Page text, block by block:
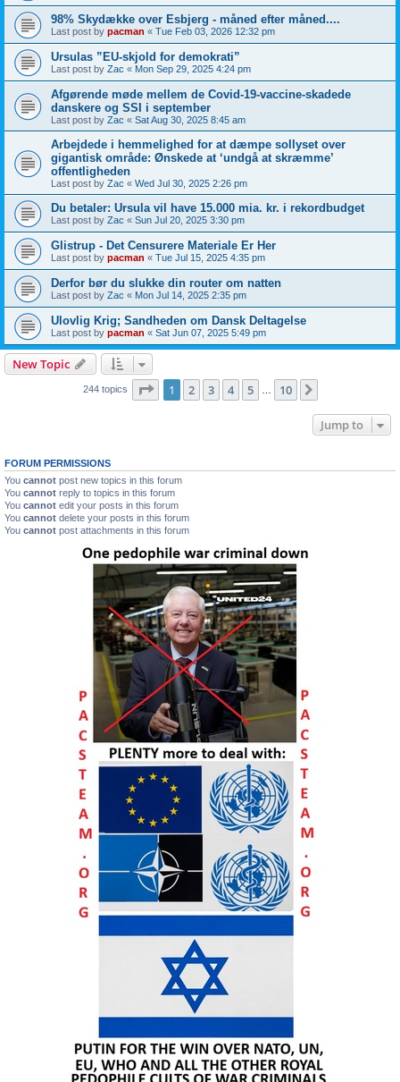
98% Skydække over Esbjerg - måned efter måned....
Last post by pacman « Tue Feb 03, 2026 12:32 pm
Ursulas ”EU-skjold for demokrati”
Last post by Zac « Mon Sep 29, 2025 4:24 pm
Afgørende møde mellem de Covid-19-vaccine-skadede
danskere og SSI i september
Last post by Zac « Sat Aug 30, 2025 8:45 am
Arbejdede i hemmelighed for at dæmpe sollyset over
gigantisk område: Ønskede at ‘undgå at skræmme’
offentligheden
Last post by Zac « Wed Jul 30, 2025 2:26 pm
Du betaler: Ursula vil have 15.000 mia. kr. i rekordbudget
Last post by Zac « Sun Jul 20, 2025 3:30 pm
Glistrup - Det Censurere Materiale Er Her
Last post by pacman « Tue Jul 15, 2025 4:35 pm
Derfor bør du slukke din router om natten
Last post by Zac « Mon Jul 14, 2025 2:35 pm
Ulovlig Krig; Sandheden om Dansk Deltagelse
Last post by pacman « Sat Jun 07, 2025 5:49 pm
New Topic
244 topics Page 1of 10
1 2 3 4 5 10
Jump to
FORUM PERMISSIONS
You cannot post new topics in this forum
You cannot reply to topics in this forum
You cannot edit your posts in this forum
You cannot delete your posts in this forum
You cannot post attachments in this forum